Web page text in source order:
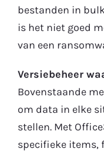
bestanden in
is het niet goed
van een
Versiebeheer
Bovenstaande
om data in elke
stellen. Met
specifieke items,